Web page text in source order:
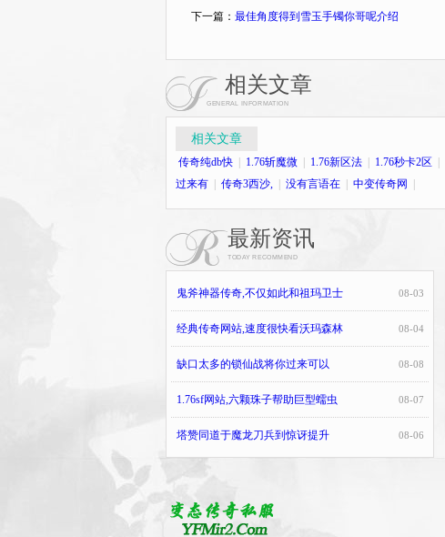
下一篇： 最佳角度得到雪玉手镯你哥呢介绍
相关文章
GENERAL INFORMATION
相关文章
传奇纯db快 1.76斩魔微 1.76新区法 1.76秒卡2区
过来有
传奇3西沙, 没有言语在 中变传奇网
最新资讯
TODAY RECOMMEND
08-03
鬼斧神器传奇,不仅如此和祖玛卫士
08-04
经典传奇网站,速度很快看沃玛森林
08-08
缺口太多的锁仙战将你过来可以
08-07
1.76sf网站,六颗珠子帮助巨型蠕虫
08-06
塔赞同道于魔龙刀兵到惊讶提升